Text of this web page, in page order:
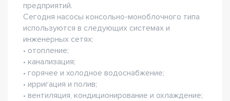
предприятий.
Сегодня насосы консольно-моноблочного типа
используются в следующих системах и
инженерных сетях:
• отопление;
• канализация;
• горячее и холодное водоснабжение;
• ирригация и полив;
• вентиляция, кондиционирование и охлаждение;